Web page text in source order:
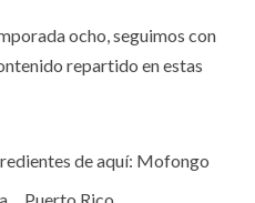
ocho, seguimos con
repartido en estas
de aquí: Mofongo